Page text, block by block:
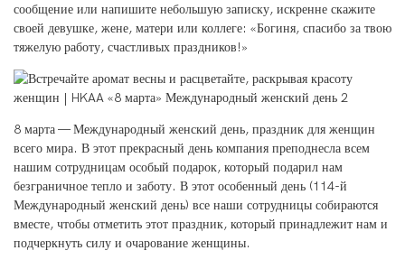
сообщение или напишите небольшую записку, искренне скажите
своей девушке, жене, матери или коллеге: «Богиня, спасибо за твою
тяжелую работу, счастливых праздников!»
8 марта — Международный женский день, праздник для женщин
всего мира. В этот прекрасный день компания преподнесла всем
нашим сотрудницам особый подарок, который подарил нам
безграничное тепло и заботу. В этот особенный день (114-й
Международный женский день) все наши сотрудницы собираются
вместе, чтобы отметить этот праздник, который принадлежит нам и
подчеркнуть силу и очарование женщины.